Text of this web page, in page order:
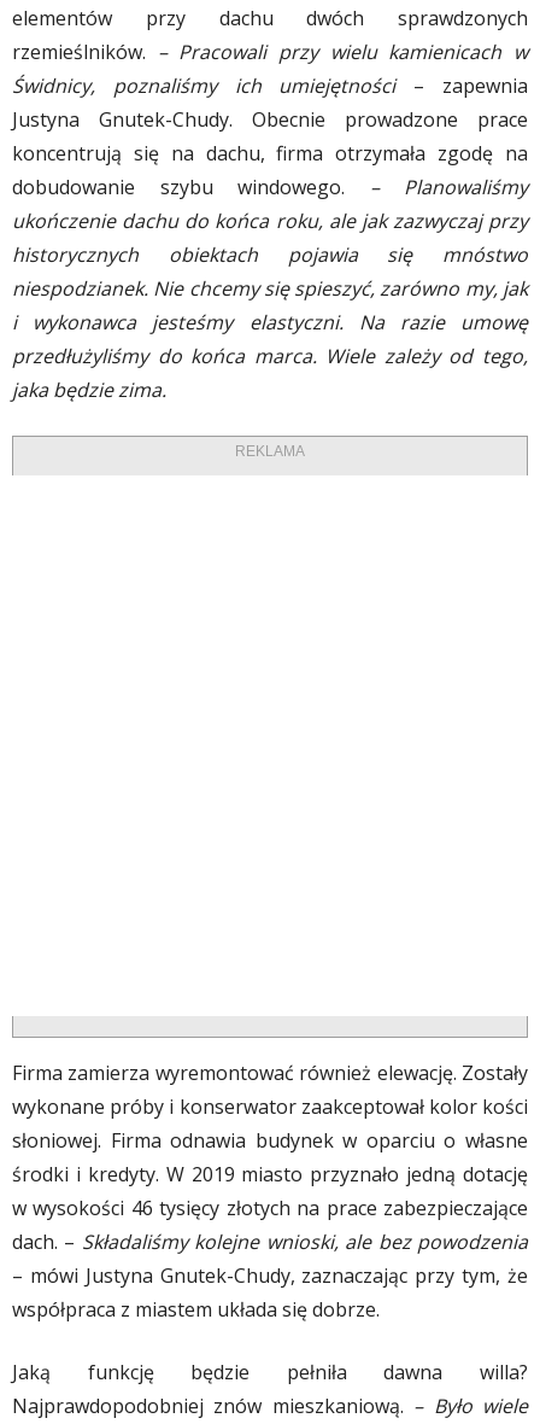
elementów przy dachu dwóch sprawdzonych
rzemieślników. – Pracowali przy wielu kamienicach w
Świdnicy, poznaliśmy ich umiejętności– zapewnia
Justyna Gnutek-Chudy. Obecnie prowadzone prace
koncentrują się na dachu, firma otrzymała zgodę na
dobudowanie szybu windowego. – Planowaliśmy
ukończenie dachu do końca roku, ale jak zazwyczaj przy
historycznych obiektach pojawia się mnóstwo
niespodzianek. Nie chcemy się spieszyć, zarówno my, jak
i wykonawca jesteśmy elastyczni. Na razie umowę
przedłużyliśmy do końca marca. Wiele zależy od tego,
jaka będzie zima.
REKLAMA
Firma zamierza wyremontować również elewację. Zostały
wykonane próby i konserwator zaakceptował kolor kości
słoniowej. Firma odnawia budynek w oparciu o własne
środki i kredyty. W 2019 miasto przyznało jedną dotację
w wysokości 46 tysięcy złotych na prace zabezpieczające
dach. – Składaliśmy kolejne wnioski, ale bez powodzenia
– mówi Justyna Gnutek-Chudy, zaznaczając przy tym, że
współpraca z miastem układa się dobrze.
Jaką funkcję będzie pełniła dawna willa?
Najprawdopodobniej znów mieszkaniową. – Było wiele